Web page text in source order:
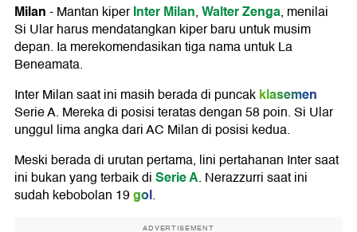
Milan-Mantan kiperInter Milan,Walter Zenga, menilai
Si Ular harus mendatangkan kiper baru untuk musim
depan. Ia merekomendasikan tiga nama untuk La
Beneamata.
Inter Milan saat ini masih berada di puncakklasemen
Serie A. Mereka di posisi teratas dengan 58 poin. Si Ular
unggul lima angka dari AC Milan di posisi kedua.
Meski berada di urutan pertama, lini pertahanan Inter saat
ini bukan yang terbaik diSerie A. Nerazzurri saat ini
sudah kebobolan 19gol.
ADVERTISEMENT